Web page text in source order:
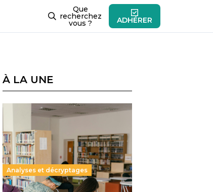
Que
recherchez
vous ? ADHÉRER
À LA UNE
Analyses et décryptages